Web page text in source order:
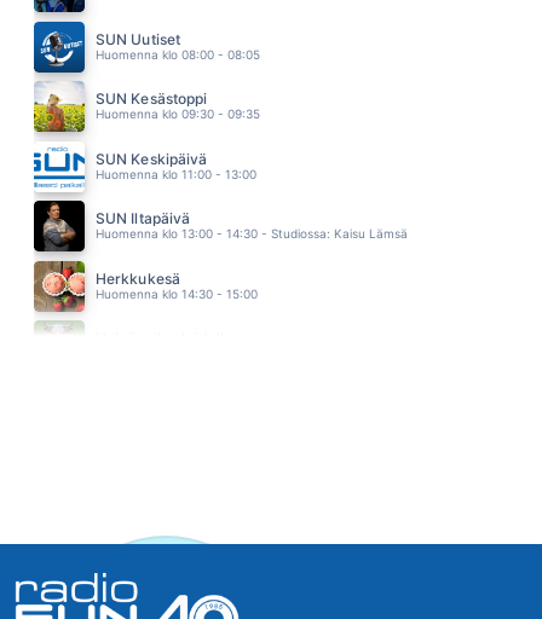
LAURI TÄHKÄ
16.24
SUN Uutiset
Huomenna klo 08:00 - 08:05
SUN Kesästoppi
Huomenna klo 09:30 - 09:35
SUN Keskipäivä
Huomenna klo 11:00 - 13:00
SUN Iltapäivä
Huomenna klo 13:00 - 14:30 - Studiossa: Kaisu Lämsä
Herkkukesä
Huomenna klo 14:30 - 15:00